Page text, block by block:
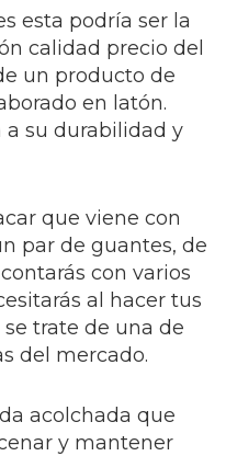
esta podría ser la
calidad precio del
un producto de
en latón.
su durabilidad y
que viene con
par de guantes, de
con varios
al hacer tus
trate de una de
del mercado.
acolchada que
y mantener